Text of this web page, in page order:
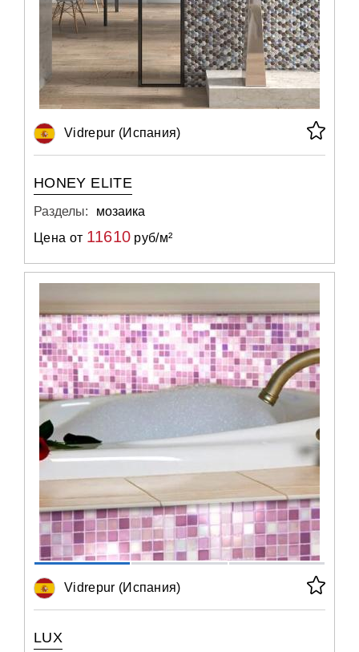
Vidrepur (Испания)
HONEY ELITE
Разделы:
мозаика
Цена от 11610 руб/м²
Vidrepur (Испания)
LUX